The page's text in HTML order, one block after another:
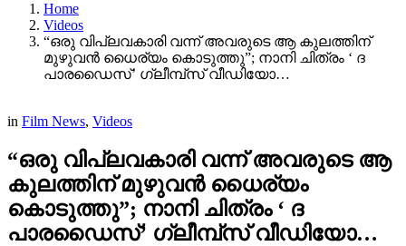
Home
Videos
“ഒരു വിപ്ലവകാരി വന്ന് അവരുടെ ആ കുലത്തിന്
മുഴുവൻ ധൈര്യം കൊടുത്തു”; നാനി ചിത്രം ‘ ദ
പാരഡൈസ്’ ഗ്ലീമ്പ്സ് വീഡിയോ…
in Film News, Videos
“ഒരു വിപ്ലവകാരി വന്ന് അവരുടെ ആ
കുലത്തിന് മുഴുവൻ ധൈര്യം
കൊടുത്തു”; നാനി ചിത്രം ‘ ദ
പാരഡൈസ്’ ഗ്ലീമ്പ്സ് വീഡിയോ…